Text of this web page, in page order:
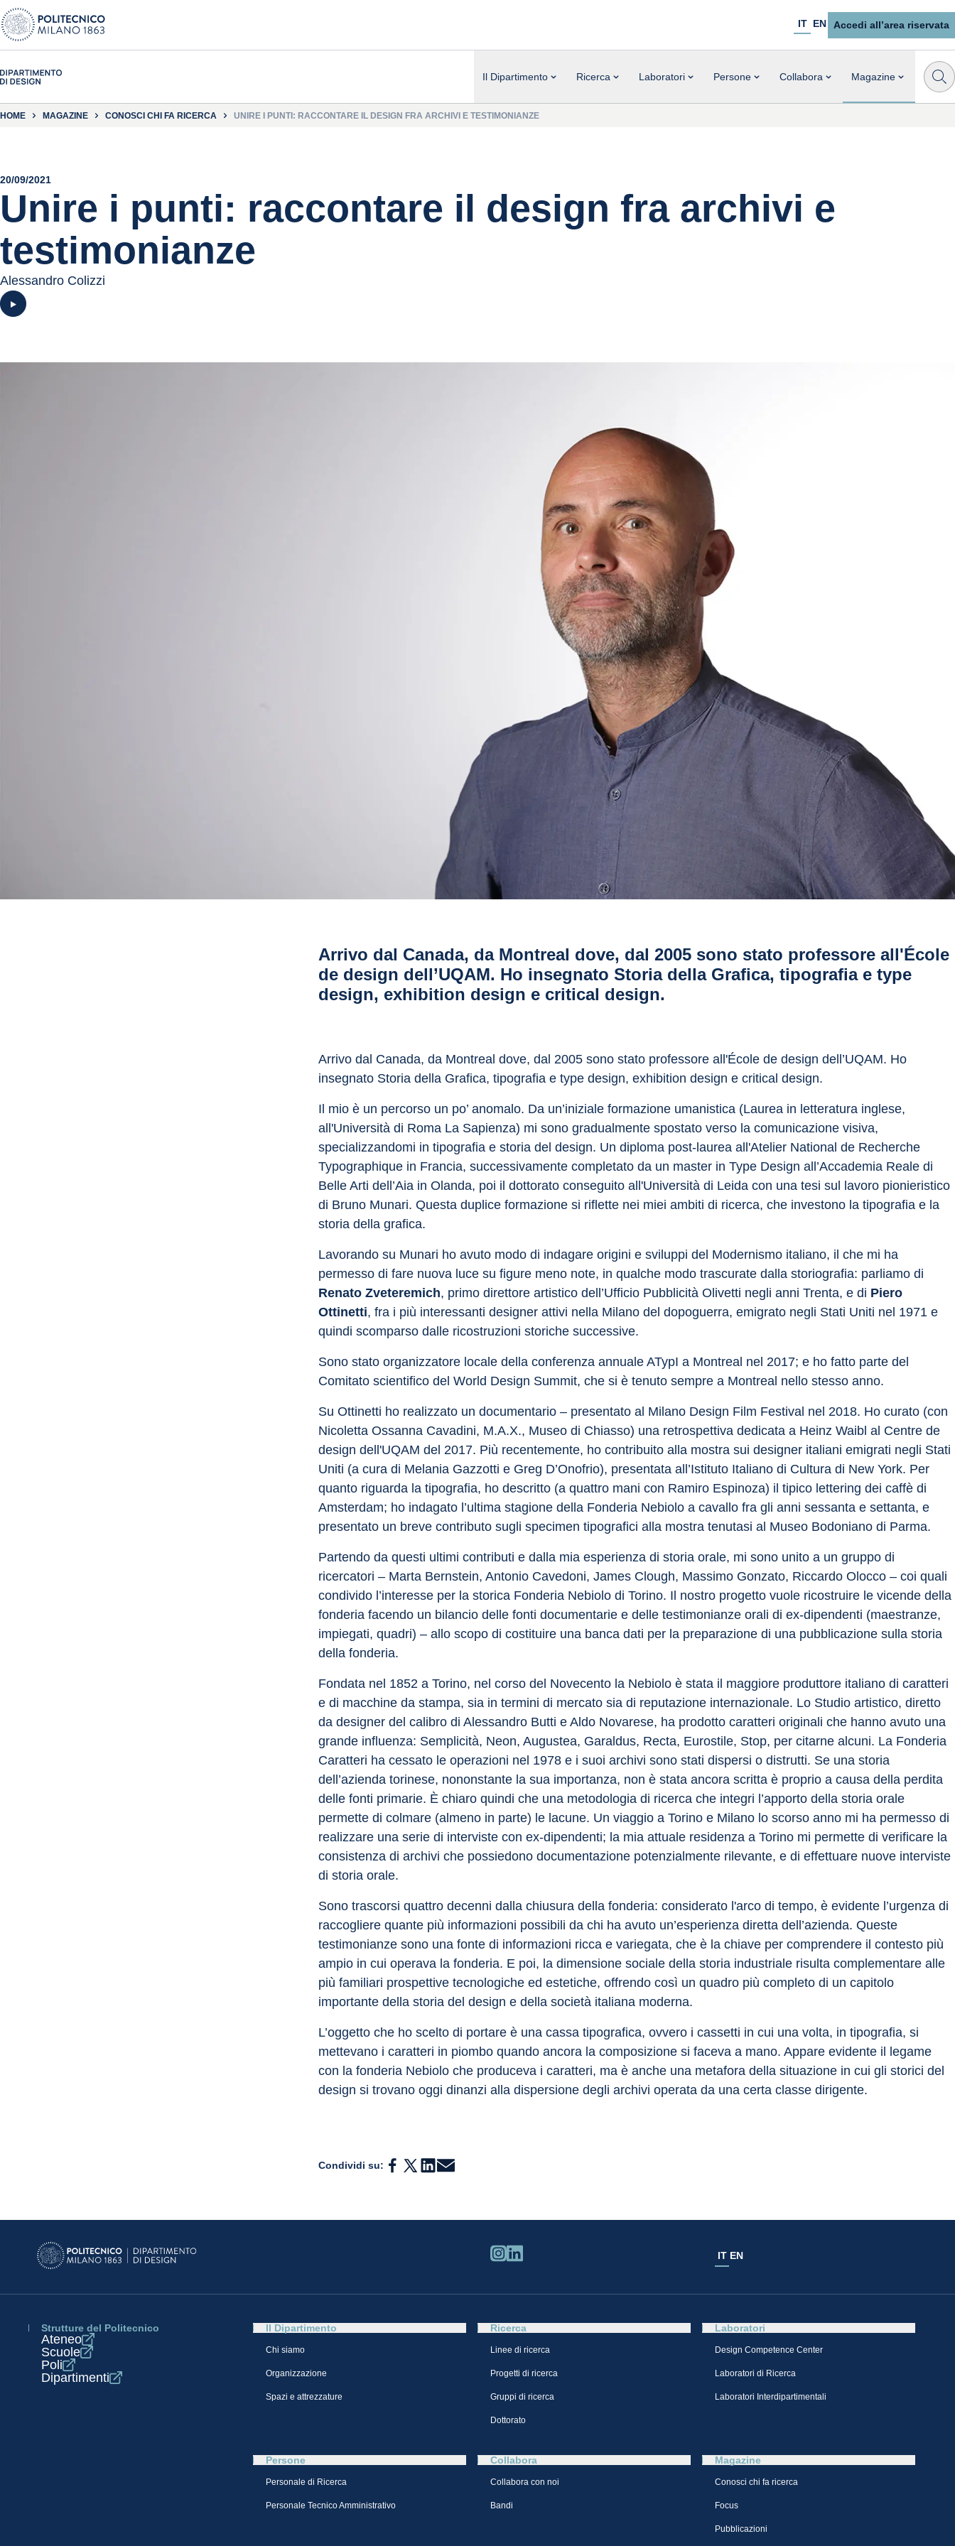
IT EN Accedi all’area riservata
Il Dipartimento Ricerca Laboratori Persone Collabora Magazine
HOME MAGAZINE CONOSCI CHI FA RICERCA UNIRE I PUNTI: RACCONTARE IL DESIGN FRA ARCHIVI E TESTIMONIANZE
20/09/2021
Unire i punti: raccontare il design fra archivi e
testimonianze
Alessandro Colizzi
Guarda
Arrivo dal Canada, da Montreal dove, dal 2005 sono stato professore all'École
de design dell’UQAM. Ho insegnato Storia della Grafica, tipografia e type
design, exhibition design e critical design.
Arrivo dal Canada, da Montreal dove, dal 2005 sono stato professore all'École de design dell’UQAM. Ho
insegnato Storia della Grafica, tipografia e type design, exhibition design e critical design.
Il mio è un percorso un po’ anomalo. Da un’iniziale formazione umanistica (Laurea in letteratura inglese,
all'Università di Roma La Sapienza) mi sono gradualmente spostato verso la comunicazione visiva,
specializzandomi in tipografia e storia del design. Un diploma post-laurea all'Atelier National de Recherche
Typographique in Francia, successivamente completato da un master in Type Design all’Accademia Reale di
Belle Arti dell’Aia in Olanda, poi il dottorato conseguito all'Università di Leida con una tesi sul lavoro pionieristico
di Bruno Munari. Questa duplice formazione si riflette nei miei ambiti di ricerca, che investono la tipografia e la
storia della grafica.
Lavorando su Munari ho avuto modo di indagare origini e sviluppi del Modernismo italiano, il che mi ha
permesso di fare nuova luce su figure meno note, in qualche modo trascurate dalla storiografia: parliamo di
Renato Zveteremich, primo direttore artistico dell’Ufficio Pubblicità Olivetti negli anni Trenta, e di Piero
Ottinetti, fra i più interessanti designer attivi nella Milano del dopoguerra, emigrato negli Stati Uniti nel 1971 e
quindi scomparso dalle ricostruzioni storiche successive.
Sono stato organizzatore locale della conferenza annuale ATypI a Montreal nel 2017; e ho fatto parte del
Comitato scientifico del World Design Summit, che si è tenuto sempre a Montreal nello stesso anno.
Su Ottinetti ho realizzato un documentario – presentato al Milano Design Film Festival nel 2018. Ho curato (con
Nicoletta Ossanna Cavadini, M.A.X., Museo di Chiasso) una retrospettiva dedicata a Heinz Waibl al Centre de
design dell'UQAM del 2017. Più recentemente, ho contribuito alla mostra sui designer italiani emigrati negli Stati
Uniti (a cura di Melania Gazzotti e Greg D’Onofrio), presentata all’Istituto Italiano di Cultura di New York. Per
quanto riguarda la tipografia, ho descritto (a quattro mani con Ramiro Espinoza) il tipico lettering dei caffè di
Amsterdam; ho indagato l’ultima stagione della Fonderia Nebiolo a cavallo fra gli anni sessanta e settanta, e
presentato un breve contributo sugli specimen tipografici alla mostra tenutasi al Museo Bodoniano di Parma.
Partendo da questi ultimi contributi e dalla mia esperienza di storia orale, mi sono unito a un gruppo di
ricercatori – Marta Bernstein, Antonio Cavedoni, James Clough, Massimo Gonzato, Riccardo Olocco – coi quali
condivido l’interesse per la storica Fonderia Nebiolo di Torino. Il nostro progetto vuole ricostruire le vicende della
fonderia facendo un bilancio delle fonti documentarie e delle testimonianze orali di ex-dipendenti (maestranze,
impiegati, quadri) – allo scopo di costituire una banca dati per la preparazione di una pubblicazione sulla storia
della fonderia.
Fondata nel 1852 a Torino, nel corso del Novecento la Nebiolo è stata il maggiore produttore italiano di caratteri
e di macchine da stampa, sia in termini di mercato sia di reputazione internazionale. Lo Studio artistico, diretto
da designer del calibro di Alessandro Butti e Aldo Novarese, ha prodotto caratteri originali che hanno avuto una
grande influenza: Semplicità, Neon, Augustea, Garaldus, Recta, Eurostile, Stop, per citarne alcuni. La Fonderia
Caratteri ha cessato le operazioni nel 1978 e i suoi archivi sono stati dispersi o distrutti. Se una storia
dell’azienda torinese, nononstante la sua importanza, non è stata ancora scritta è proprio a causa della perdita
delle fonti primarie. È chiaro quindi che una metodologia di ricerca che integri l’apporto della storia orale
permette di colmare (almeno in parte) le lacune. Un viaggio a Torino e Milano lo scorso anno mi ha permesso di
realizzare una serie di interviste con ex-dipendenti; la mia attuale residenza a Torino mi permette di verificare la
consistenza di archivi che possiedono documentazione potenzialmente rilevante, e di effettuare nuove interviste
di storia orale.
Sono trascorsi quattro decenni dalla chiusura della fonderia: considerato l'arco di tempo, è evidente l’urgenza di
raccogliere quante più informazioni possibili da chi ha avuto un’esperienza diretta dell’azienda. Queste
testimonianze sono una fonte di informazioni ricca e variegata, che è la chiave per comprendere il contesto più
ampio in cui operava la fonderia. E poi, la dimensione sociale della storia industriale risulta complementare alle
più familiari prospettive tecnologiche ed estetiche, offrendo così un quadro più completo di un capitolo
importante della storia del design e della società italiana moderna.
L’oggetto che ho scelto di portare è una cassa tipografica, ovvero i cassetti in cui una volta, in tipografia, si
mettevano i caratteri in piombo quando ancora la composizione si faceva a mano. Appare evidente il legame
con la fonderia Nebiolo che produceva i caratteri, ma è anche una metafora della situazione in cui gli storici del
design si trovano oggi dinanzi alla dispersione degli archivi operata da una certa classe dirigente.
Condividi su:
IT EN
Strutture del Politecnico
Ateneo
Scuole
Poli
Dipartimenti
Il Dipartimento
Chi siamo
Organizzazione
Spazi e attrezzature
Ricerca
Linee di ricerca
Progetti di ricerca
Gruppi di ricerca
Dottorato
Laboratori
Design Competence Center​
Laboratori di Ricerca
Laboratori Interdipartimentali
Persone
Personale di Ricerca
Personale Tecnico Amministrativo
Collabora
Collabora con noi
Bandi
Magazine
Conosci chi fa ricerca
Focus
Pubblicazioni